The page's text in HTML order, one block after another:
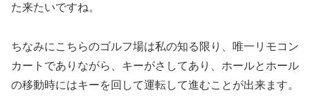
た来たいですね。
ちなみにこちらのゴルフ場は私の知る限り、唯一リモコン
カートでありながら、キーがさしてあり、ホールとホール
の移動時にはキーを回して運転して進むことが出来ます。